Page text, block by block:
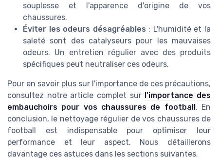
souplesse et l'apparence d'origine de vos
chaussures.
Éviter les odeurs désagréables : L'humidité et la
saleté sont des catalyseurs pour les mauvaises
odeurs. Un entretien régulier avec des produits
spécifiques peut neutraliser ces odeurs.
Pour en savoir plus sur l'importance de ces précautions,
consultez notre article complet sur l'importance des
embauchoirs pour vos chaussures de football. En
conclusion, le nettoyage régulier de vos chaussures de
football est indispensable pour optimiser leur
performance et leur aspect. Nous détaillerons
davantage ces astuces dans les sections suivantes.